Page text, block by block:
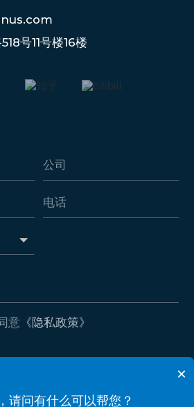
号11号楼16楼
意 《隐私政策》
×
请问有什么可以帮您？